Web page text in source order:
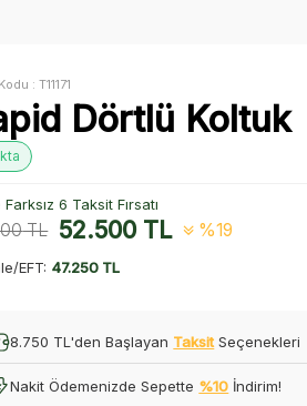
:T11171
Dörtlü Koltuk
6 Taksit Fırsatı
TL 52.500TL %19
EFT: 47.250 TL
8.750 TL'den Başlayan Taksit Seçenekleri
Nakit Ödemenizde Sepette %10 İndirim!